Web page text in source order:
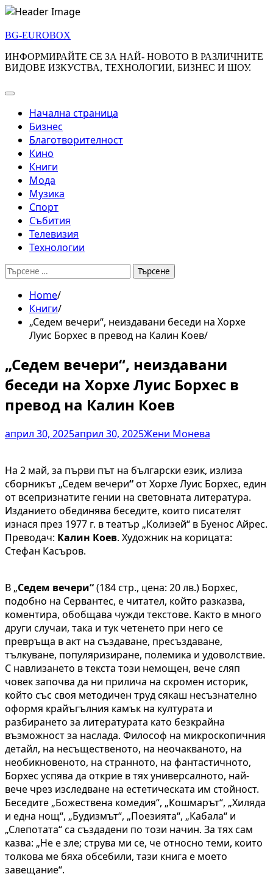
Skip
content
BG-EUROBOX
ИНФОРМИРАЙТЕ СЕ ЗА НАЙ- НОВОТО В РАЗЛИЧНИТЕ
ВИДОВЕ ИЗКУСТВА, ТЕХНОЛОГИИ, БИЗНЕС И ШОУ.
Начална страница
Бизнес
Благотворителност
Кино
Книги
Мода
Музика
Спорт
Събития
Телевизия
Технологии
Търсене
Home
Книги
„Седем вечери“, неиздавани беседи на Хорхе
Луис Борхес в превод на Калин Коев
„Седем вечери“, неиздавани
беседи на Хорхе Луис Борхес в
превод на Калин Коев
април 30, 2025април 30, 2025Жени Монева
На 2 май, за първи път на български език, излиза
сборникът „Седем вечери“от Хорхе Луис Борхес, един
от всепризнатите гении на световната литература.
Изданието обединява беседите, които писателят
изнася през 1977 г. в театър „Колизей“ в Буенос Айрес.
Преводач: Калин Коев. Художник на корицата:
Стефан Касъров.
В „Седем вечери“(184 стр., цена: 20 лв.) Борхес,
подобно на Сервантес, е читател, който разказва,
коментира, обобщава чужди текстове. Както в много
други случаи, така и тук четенето при него се
превръща в акт на създаване, пресъздаване,
тълкуване, популяризиране, полемика и удоволствие.
С навлизането в текста този немощен, вече сляп
човек започва да ни прилича на скромен историк,
който със своя методичен труд сякаш несъзнателно
оформя крайъгълния камък на културата и
разбирането за литературата като безкрайна
възможност за наслада. Философ на микроскопичния
детайл, на несъщественото, на неочакваното, на
необикновеното, на странното, на фантастичното,
Борхес успява да открие в тях универсалното, най-
вече чрез изследване на естетическата им стойност.
Беседите „Божествена комедия“, „Кошмарът“, „Хиляда
и една нощ“, „Будизмът“, „Поезията“, „Кабала“ и
„Слепотата“ са създадени по този начин. За тях сам
казва: „Не е зле; струва ми се, че относно теми, които
толкова ме бяха обсебили, тази книга е моето
завещание“.